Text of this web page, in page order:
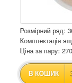
Розмірний ряд:
Комплектація
Ціна за пару:
В КОШИК